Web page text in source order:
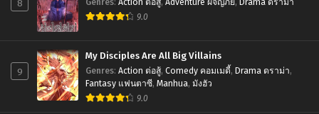
8
9.0
9
My Disciples Are All Big Villains
Genres: Action ต่อสู้, Comedy คอมเมดี้, Drama ดราม่า,
Fantasy แฟนตาซี, Manhua, มังฮัว
9.0